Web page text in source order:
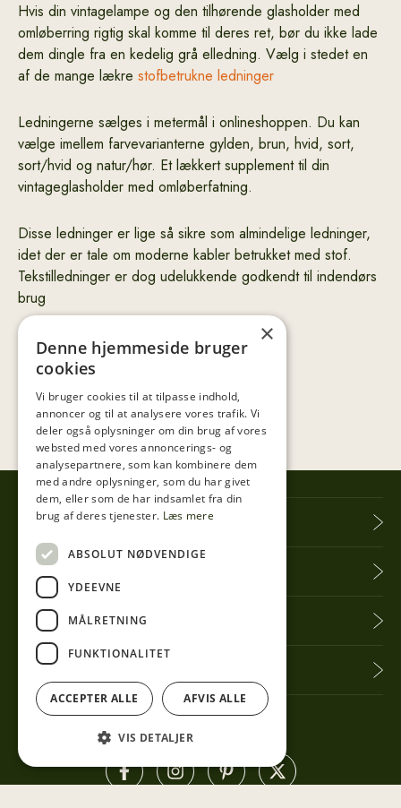
Hvis din vintagelampe og den tilhørende glasholder med
omløberring rigtig skal komme til deres ret, bør du ikke lade
dem dingle fra en kedelig grå elledning. Vælg i stedet en
af de mange lækre stofbetrukne ledninger
Ledningerne sælges i metermål i onlineshoppen. Du kan
vælge imellem farvevarianterne gylden, brun, hvid, sort,
sort/hvid og natur/hør. Et lækkert supplement til din
vintageglasholder med omløberfatning.
Disse ledninger er lige så sikre som almindelige ledninger,
idet der er tale om moderne kabler betrukket med stof.
Tekstilledninger er dog udelukkende godkendt til indendørs
brug
Tibberup Høkeren
Information
Praktisk info
Få seneste nyt
×
Denne hjemmeside bruger
cookies
Vi bruger cookies til at tilpasse indhold,
annoncer og til at analysere vores trafik. Vi
deler også oplysninger om din brug af vores
websted med vores annoncerings- og
analysepartnere, som kan kombinere dem
med andre oplysninger, som du har givet
dem, eller som de har indsamlet fra din
brug af deres tjenester. Læs mere
ABSOLUT NØDVENDIGE
YDEEVNE
MÅLRETNING
FUNKTIONALITET
ACCEPTER ALLE AFVIS ALLE
VIS DETALJER